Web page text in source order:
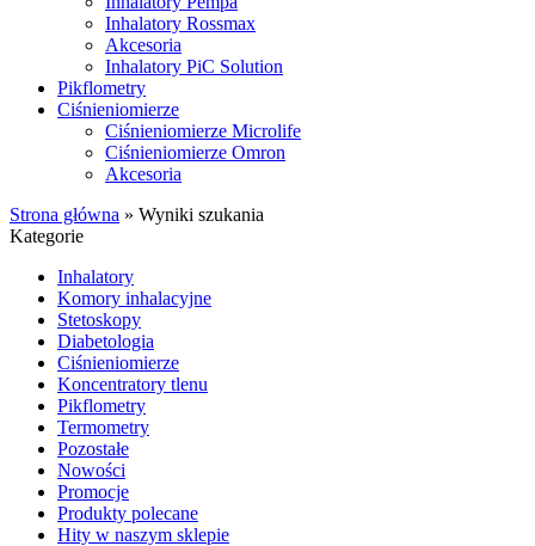
Inhalatory Rossmax
Akcesoria
Inhalatory PiC Solution
Pikflometry
Ciśnieniomierze
Ciśnieniomierze Microlife
Ciśnieniomierze Omron
Akcesoria
Strona główna » Wyniki szukania
Kategorie
Inhalatory
Komory inhalacyjne
Stetoskopy
Diabetologia
Ciśnieniomierze
Koncentratory tlenu
Pikflometry
Termometry
Pozostałe
Nowości
Promocje
Produkty polecane
Hity w naszym sklepie